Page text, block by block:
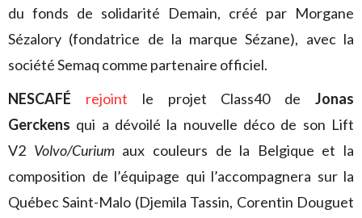
du fonds de solidarité Demain, créé par Morgane
Sézalory (fondatrice de la marque Sézane), avec la
société Semaq comme partenaire officiel.
NESCAFÉ
rejoint le projet Class40 deJonas
Gerckens qui a dévoilé la nouvelle déco de son Lift
V2 Volvo/Curiumaux couleurs de la Belgique et la
composition de l’équipage qui l’accompagnera sur la
Québec Saint-Malo (Djemila Tassin, Corentin Douguet